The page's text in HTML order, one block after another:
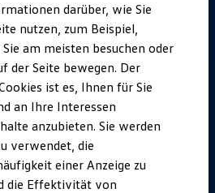
darüber, wie Sie
nutzen, zum Beispiel,
am meisten besuchen oder
der Seite bewegen. Der
ist es, Ihnen für Sie
an Ihre Interessen
anzubieten. Sie werden
verwendet, die
einer Anzeige zu
die Effektivität von